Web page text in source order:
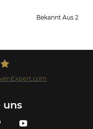
uns